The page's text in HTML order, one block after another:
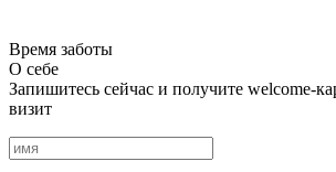
Время заботы
О себе
Запишитесь сейчас и получите welcome-
визит